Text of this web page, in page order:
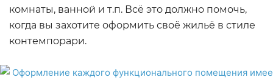
комнаты, ванной и т.п. Всё это должно помочь,
когда вы захотите оформить своё жильё в стиле
контемпорари.